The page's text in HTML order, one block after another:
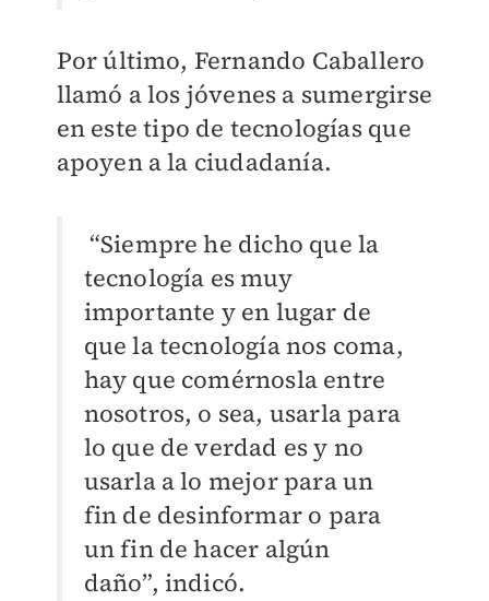
Por último, Fernando Caballero
llamó a los jóvenes a sumergirse
en este tipo de tecnologías que
apoyen a la ciudadanía.
“Siempre he dicho que la
tecnología es muy
importante y en lugar de
que la tecnología nos coma,
hay que comérnosla entre
nosotros, o sea, usarla para
lo que de verdad es y no
usarla a lo mejor para un
fin de desinformar o para
un fin de hacer algún
daño”, indicó.